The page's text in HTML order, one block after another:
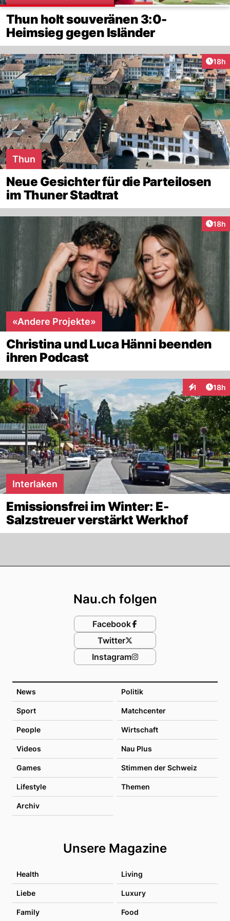
Thun holt souveränen 3:0-
Heimsieg gegen Isländer
18h
Thun
Neue Gesichter für die Parteilosen
im Thuner Stadtrat
18h
«Andere Projekte»
Christina und Luca Hänni beenden
ihren Podcast
1 18h
Interlaken
Emissionsfrei im Winter: E-
Salzstreuer verstärkt Werkhof
News Politik
Sport Matchcenter
People Wirtschaft
Videos Nau Plus
Games Stimmen der Schweiz
Lifestyle Themen
Archiv
Unsere Magazine
Health Living
Liebe Luxury
Family Food
Nau.ch folgen
Facebook
Twitter
Instagram